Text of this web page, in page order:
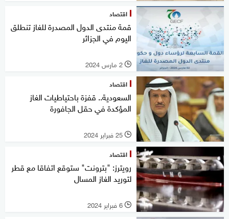
اقتصاد
قمة منتدى الدول المصدرة للغاز تنطلق
اليوم في الجزائر
l 2 مارس 2024
اقتصاد
السعودية.. قفزة باحتياطيات الغاز
المؤكدة في حقل الجافورة
l 25 فبراير 2024
اقتصاد
رويترز: "بترونت" ستوقع اتفاقا مع قطر
لتوريد الغاز المسال
l 6 فبراير 2024